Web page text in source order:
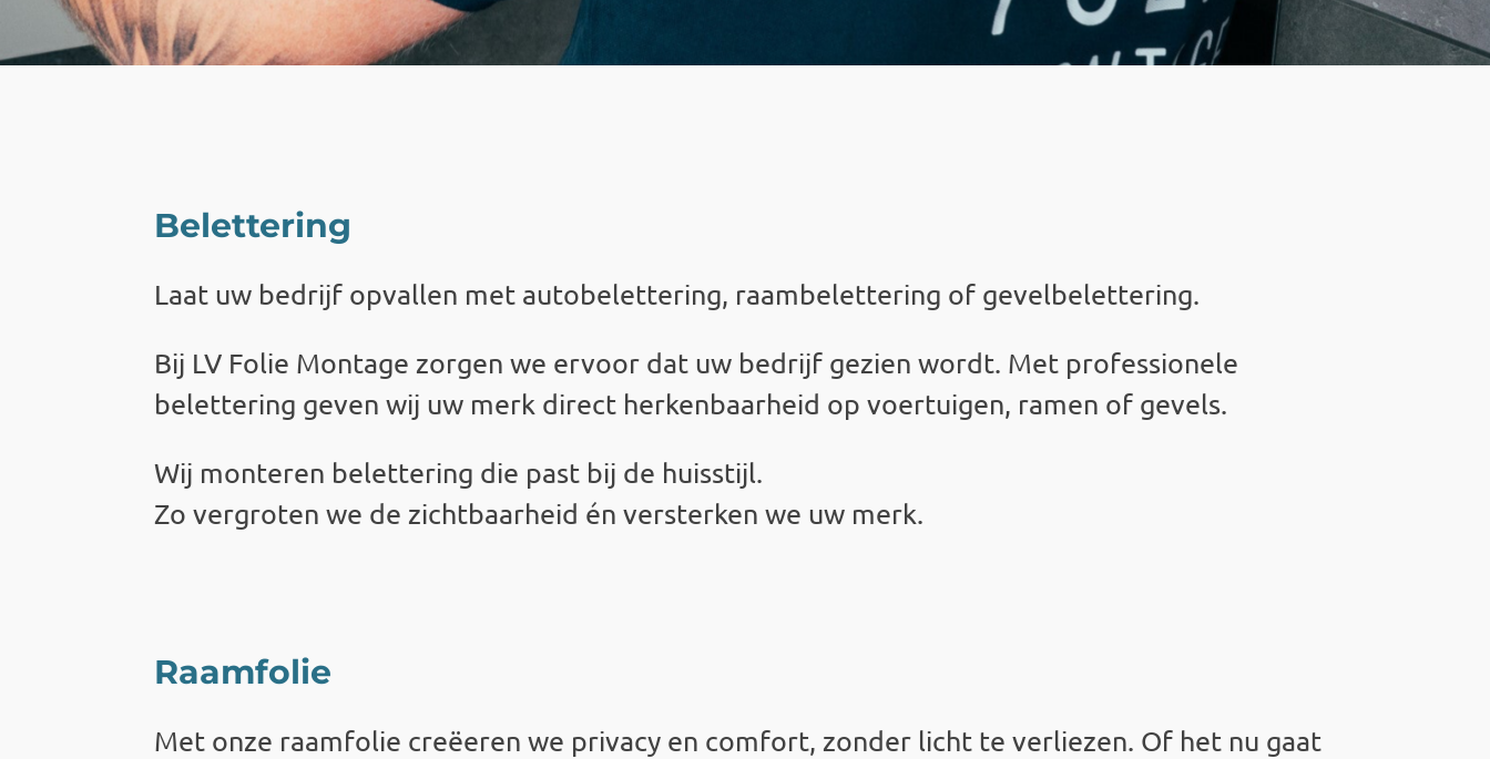
Belettering
Laat uw bedrijf opvallen met autobelettering, raambelettering of gevelbelettering.
Bij LV Folie Montage zorgen we ervoor dat uw bedrijf gezien wordt. Met professionele
belettering geven wij uw merk direct herkenbaarheid op voertuigen, ramen of gevels.
Wij monteren belettering die past bij de huisstijl.
Zo vergroten we de zichtbaarheid én versterken we uw merk.
Raamfolie
Met onze raamfolie creëeren we privacy en comfort, zonder licht te verliezen. Of het nu gaat